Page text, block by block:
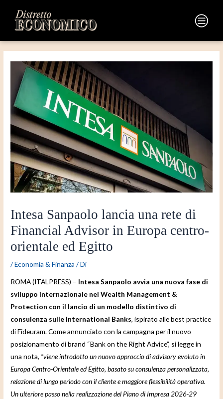
contenuto
Main
Menu
Intesa Sanpaolo lancia una rete di
Financial Advisor in Europa centro-
orientale ed Egitto
/Economia & Finanza / Di
ROMA (ITALPRESS) – Intesa Sanpaolo avvia una nuova fase di
sviluppo internazionale nel Wealth Management &
Protection con il lancio di un modello distintivo di
consulenza sulle International Banks, ispirato alle best practice
di Fideuram. Come annunciato con la campagna per il nuovo
posizionamento di brand “Bank on the Right Advice”, si legge in
una nota, “viene introdotto un nuovo approccio di advisory evoluto in
Europa Centro-Orientale ed Egitto, basato su consulenza personalizzata,
relazione di lungo periodo con il cliente e maggiore flessibilità operativa.
Un ulteriore passo nella realizzazione del Piano di Impresa 2026-29
articoli